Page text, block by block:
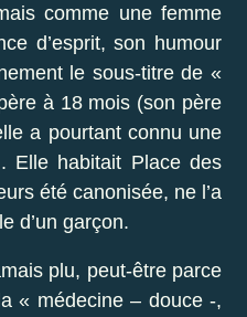
comme une femme
d’esprit, son humour
le sous-titre de «
à 18 mois (son père
a pourtant connu une
Elle habitait Place des
été canonisée, ne l’a
d’un garçon.
plu, peut-être parce
« médecine – douce -,